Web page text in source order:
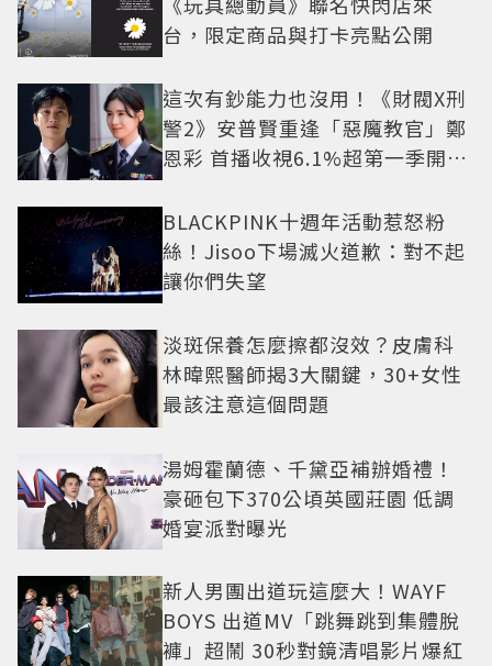
台，限定商品與打卡亮點公開
這次有鈔能力也沒用！《財閥X刑
警2》安普賢重逢「惡魔教官」鄭
恩彩 首播收視6.1%超第一季開紅
BLACKPINK十週年活動惹怒粉
絲！Jisoo下場滅火道歉：對不起
讓你們失望
淡斑保養怎麼擦都沒效？皮膚科
林暐熙醫師揭3大關鍵，30+女性
最該注意這個問題
湯姆霍蘭德、千黛亞補辦婚禮！
豪砸包下370公頃英國莊園 低調
婚宴派對曝光
新人男團出道玩這麼大！WAYF
BOYS 出道MV「跳舞跳到集體脫
褲」超鬧 30秒對鏡清唱影片爆紅